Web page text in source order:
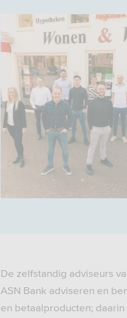
De zelfstandig adviseurs
ASN Bank adviseren en
en betaalproducten;